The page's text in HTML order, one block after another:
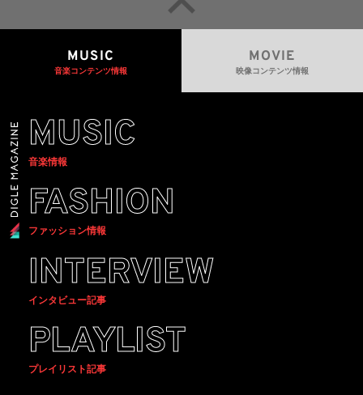
MUSIC
音楽コンテンツ情報
MOVIE
映像コンテンツ情報
MUSIC
音楽情報
FASHION
ファッション情報
INTERVIEW
インタビュー記事
PLAYLIST
プレイリスト記事